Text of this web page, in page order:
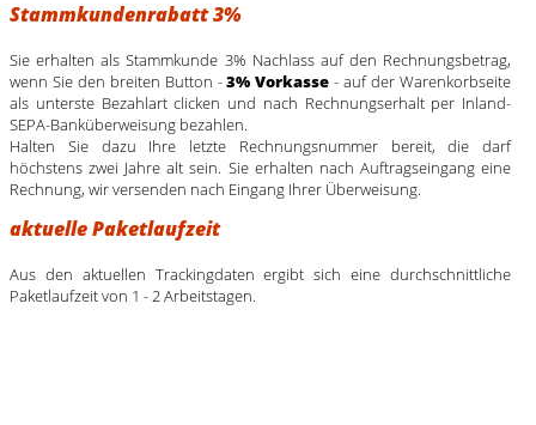
Stammkundenrabatt 3%
Sie erhalten als Stammkunde 3% Nachlass auf den Rechnungsbetrag,
wenn Sie den breiten Button -3% Vorkasse - auf der Warenkorbseite
als unterste Bezahlart clicken und nach Rechnungserhalt per Inland-
SEPA-Banküberweisung bezahlen.
Halten Sie dazu Ihre letzte Rechnungsnummer bereit, die darf
höchstens zwei Jahre alt sein. Sie erhalten nach Auftragseingang eine
Rechnung, wir versenden nach Eingang Ihrer Überweisung.
aktuelle Paketlaufzeit
Aus den aktuellen Trackingdaten ergibt sich eine durchschnittliche
Paketlaufzeit von 1 - 2 Arbeitstagen.